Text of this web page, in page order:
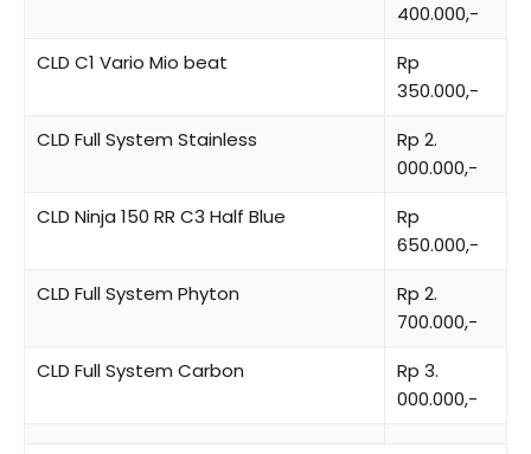
400.000,-
CLD C1 Vario Mio beat
Rp
350.000,-
CLD Full System Stainless
Rp 2.
000.000,-
CLD Ninja 150 RR C3 Half Blue
Rp
650.000,-
CLD Full System Phyton
Rp 2.
700.000,-
CLD Full System Carbon
Rp 3.
000.000,-